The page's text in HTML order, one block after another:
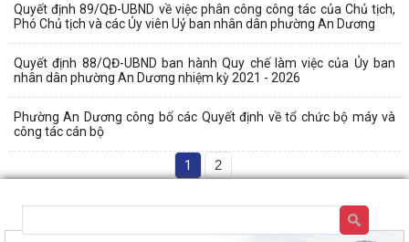
Quyết định 89/QĐ-UBND về việc phân công công tác của Chủ tịch,
Phó Chủ tịch và các Ủy viên Uỷ ban nhân dân phường An Dương
Quyết định 88/QĐ-UBND ban hành Quy chế làm việc của Ủy ban
nhân dân phường An Dương nhiệm kỳ 2021 - 2026
Phường An Dương công bố các Quyết định về tổ chức bộ máy và
công tác cán bộ
1 2